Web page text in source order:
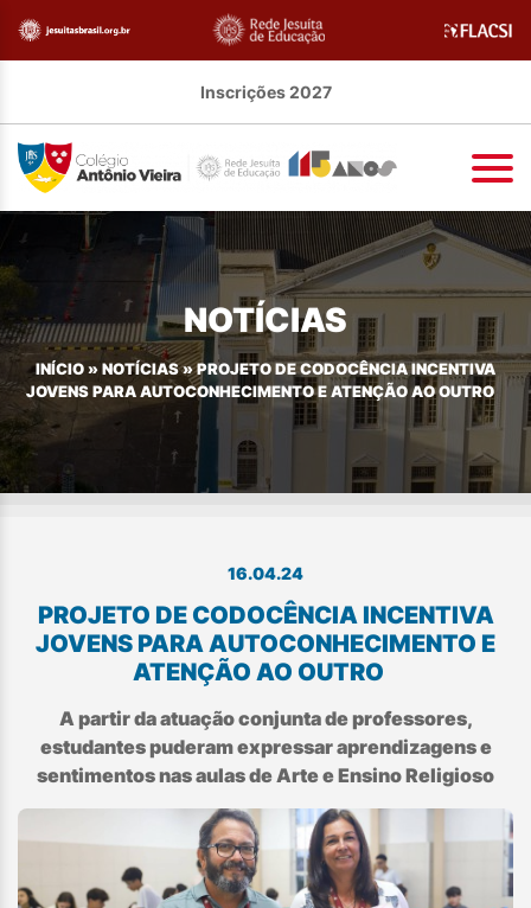
Inscrições 2027
NOTÍCIAS
INÍCIO » NOTÍCIAS»PROJETO DE CODOCÊNCIA INCENTIVA
JOVENS PARA AUTOCONHECIMENTO E ATENÇÃO AO OUTRO
16.04.24
PROJETO DE CODOCÊNCIA INCENTIVA
JOVENS PARA AUTOCONHECIMENTO E
ATENÇÃO AO OUTRO
A partir da atuação conjunta de professores,
estudantes puderam expressar aprendizagens e
sentimentos nas aulas de Arte e Ensino Religioso